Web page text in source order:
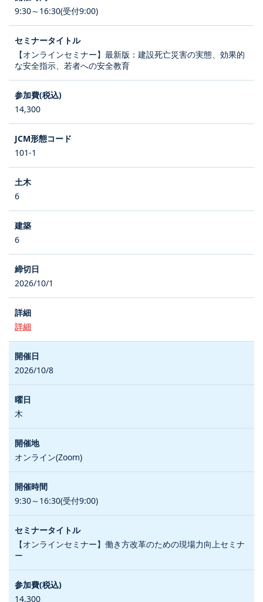
9:30～16:30(受付9:00)
【オンラインセミナー】最新版：建設死亡災害の実態、効果的
な安全指示、若者への安全教育
14,300
101-1
6
6
2026/10/1
詳細
2026/10/8
木
オンライン(Zoom)
9:30～16:30(受付9:00)
【オンラインセミナー】働き方改革のための現場力向上セミナ
ー
14,300